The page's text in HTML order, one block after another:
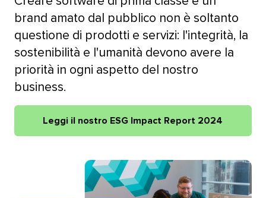
brand amato dal pubblico non è soltanto
questione di prodotti e servizi: l'integrità, la
sostenibilità e l'umanità devono avere la
priorità in ogni aspetto del nostro
business.​​
Leggi il nostro ESG Impact Report 2024​​